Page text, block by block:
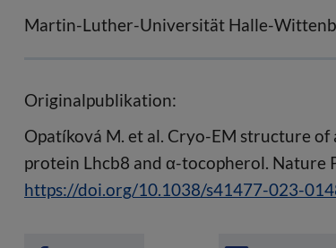
Martin-Luther-Universität Halle-
Originalpublikation:
Opatíková M. et al. Cryo-EM structure
protein Lhcb8 and α-tocopherol.
https://doi.org/10.1038/s41477-023-